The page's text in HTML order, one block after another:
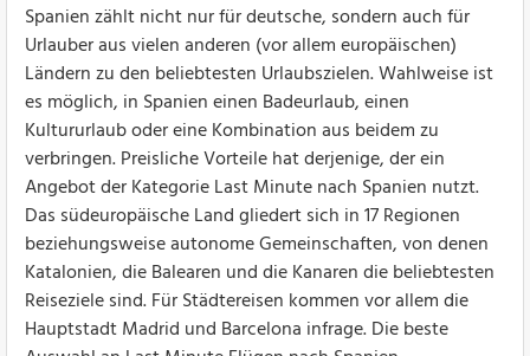
Spanien zählt nicht nur für deutsche, sondern auch für
Urlauber aus vielen anderen (vor allem europäischen)
Ländern zu den beliebtesten Urlaubszielen. Wahlweise ist
es möglich, in Spanien einen Badeurlaub, einen
Kultururlaub oder eine Kombination aus beidem zu
verbringen. Preisliche Vorteile hat derjenige, der ein
Angebot der Kategorie Last Minute nach Spanien nutzt.
Das südeuropäische Land gliedert sich in 17 Regionen
beziehungsweise autonome Gemeinschaften, von denen
Katalonien, die Balearen und die Kanaren die beliebtesten
Reiseziele sind. Für Städtereisen kommen vor allem die
Hauptstadt Madrid und Barcelona infrage. Die beste